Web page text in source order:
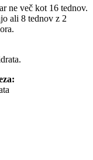
ne več kot 16 tednov.
ali 8 tednov z 2